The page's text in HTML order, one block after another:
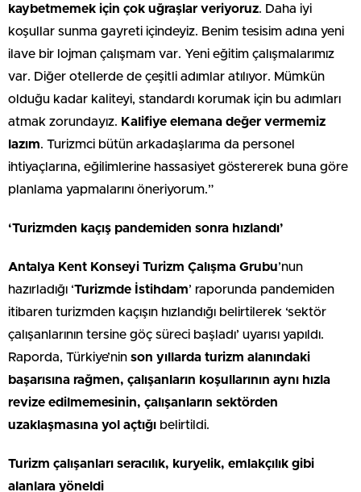
kaybetmemek için çok uğraşlar veriyoruz. Daha iyi
koşullar sunma gayreti içindeyiz. Benim tesisim adına yeni
ilave bir lojman çalışmam var. Yeni eğitim çalışmalarımız
var. Diğer otellerde de çeşitli adımlar atılıyor. Mümkün
olduğu kadar kaliteyi, standardı korumak için bu adımları
atmak zorundayız. Kalifiye elemana değer vermemiz
lazım. Turizmci bütün arkadaşlarıma da personel
ihtiyaçlarına, eğilimlerine hassasiyet göstererek buna göre
planlama yapmalarını öneriyorum.”
‘Turizmden kaçış pandemiden sonra hızlandı’
Antalya Kent Konseyi Turizm Çalışma Grubu’nun
hazırladığı ‘Turizmde İstihdam’ raporunda pandemiden
itibaren turizmden kaçışın hızlandığı belirtilerek ‘sektör
çalışanlarının tersine göç süreci başladı’ uyarısı yapıldı.
Raporda, Türkiye’nin son yıllarda turizm alanındaki
başarısına rağmen, çalışanların koşullarının aynı hızla
revize edilmemesinin, çalışanların sektörden
uzaklaşmasına yol açtığı belirtildi.
Turizm çalışanları seracılık, kuryelik, emlakçılık gibi
alanlara yöneldi